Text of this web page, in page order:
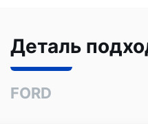
Деталь
FORD